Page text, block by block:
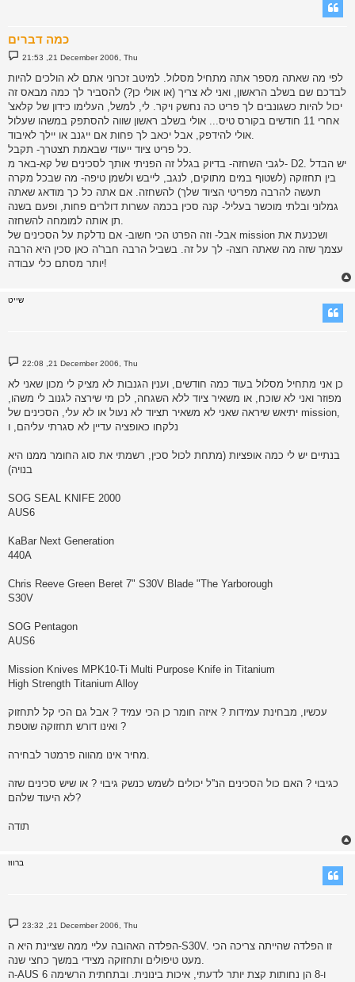
כמה דברים
P
o
t
21:53 ,21 December 2006, Thu
לפי מה שאתה מספר אתה מתחיל מסלול. למיטב זכרוני אתם לא הולכים להיות
לבדכם שם בשלב הראשון, ואני לא צריך (או אולי כן?) להסביר לך כמה מבאס זה
יכול להיות כשגונבים לך פריט כה נחשק ויקר. לי, למשל, העלימו כידון של קלאצ'
אחרי 11 חודשים בקורס טיס... אולי בשלב ראשון שווה להסתפק במשהו שעלול
אולי להידפק, אבל יכאב לך פחות אם ייגנב או יילך לאיבוד.
כל פריט ציוד ייעודי שבאמת תצטרך- תקבל.
לגבי השחזה- בדיוק בגלל זה הפניתי אותך לסכינים של קא-באר מ- D2. יש הבדל
בין תחזוקה (לשטוף במים מתוקים, לנגב, לייבש ולשמן טיפה- מה שבכל מקרה
תעשה להרבה מפריטי הציוד שלך) להשחזה. אם אתה כל כך מודאג שאתה
גמלוני ובלתי מוכשר בעליל- קנה סכין בכמה עשרות דולרים פחות, ופעם בשנה
תן אותה למומחה להשחזה.
אבל- וזה הפרט הכי חשוב- אם נדלקת על הסכינים של mission ושכנעת את
עצמך שזה מה שאתה רוצה- לך על זה. בשביל הרבה חבר'ה כאן סכין היא הרבה
יותר מסתם כלי עבודה!
שייט
P
o
22:08 ,21 December 2006, Thu
כן אני מתחיל מסלול בעוד כמה חודשים, וענין הגנבות לא מציק לי מכון שאני לא
מפוזר ואני לא שוכח, או משאיר ציוד ללא השגחה, לכן מי שירצה לגנוב לי משהו,
יתיאש שיראה שאני לא משאיר תציוד לא נעול או לא עלי, הסכינים של mission,
נלקחו כאופציה עדיין לא סגרתי עליהם, ו
בנתיים יש לי כמה אופציות (מתחת לכול סכין, רשמתי את סוג החומר ממנו היא
בנויה)
SOG SEAL KNIFE 2000
AUS6
KaBar Next Generation
440A
Chris Reeve Green Beret 7" S30V Blade "The Yarborough
S30V
SOG Pentagon
AUS6
Mission Knives MPK10-Ti Multi Purpose Knife in Titanium
High Strength Titanium Alloy
עכשיו, מבחינת עמידות ? איזה חומר כן הכי עמיד ? אבל גם הכי קל לתחזוק
ואינו דורש תחזוקה שוטפת ?
כגיבוי ? האם כול הסכינים הנ''ל יכולים לשמש כנשק גיבוי ? או שיש סכינים שזה
לא היעוד שלהם?
תודה
ברווז
P
o
t
23:32 ,21 December 2006, Thu
הפלדה האהובה עליי ממה שציינת היא ה-S30V. זו הפלדה שהייתה צריכה הכי
מעט טיפולים ותחזוקה מצידי במשך כחצי שנה.
ה-AUS 6 ו-8 הן נחותות קצת יותר לדעתי, איכות בינונית. ובתחתית הרשימה